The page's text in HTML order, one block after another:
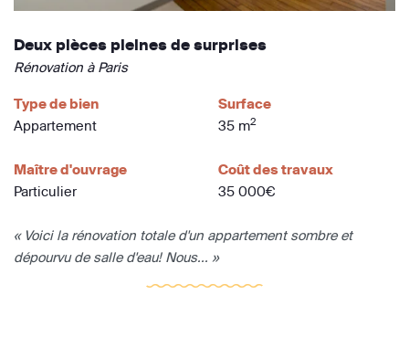
Deux pièces pleines de surprises
Rénovation à Paris
Type de bien
Appartement
Surface
35 m2
Maître d'ouvrage
Particulier
Coût des travaux
35 000€
« Voici la rénovation totale d'un appartement sombre et
dépourvu de salle d'eau! Nous... »